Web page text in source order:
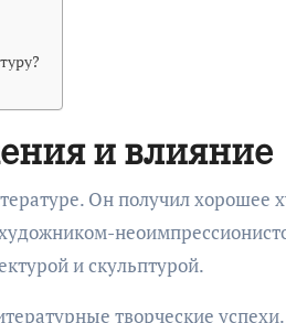
и влияние
Он получил хорошее
и скульптурой.
творческие